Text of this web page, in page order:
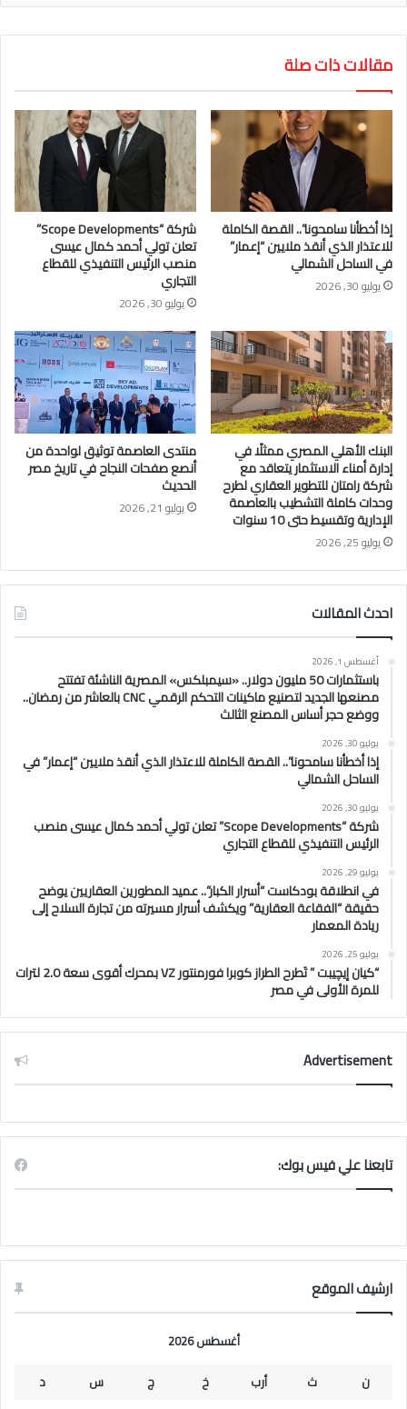
مقالات ذات صلة
إذا أخطأنا سامحونا”.. القصة الكاملة
للاعتذار الذي أنقذ ملايين “إعمار”
في الساحل الشمالي
يوليو 30, 2026
شركة “Scope Developments”
تعلن تولي أحمد كمال عيسى
منصب الرئيس التنفيذي للقطاع
التجاري
يوليو 30, 2026
البنك الأهلي المصري ممثلًا في
إدارة أمناء الاستثمار يتعاقد مع
شركة رامتان للتطوير العقاري لطرح
وحدات كاملة التشطيب بالعاصمة
الإدارية وتقسيط حتى 10 سنوات
يوليو 25, 2026
منتدى العاصمة توثيق لواحدة من
أنصع صفحات النجاح في تاريخ مصر
الحديث
يوليو 21, 2026
احدث المقالات
أغسطس 1, 2026
باستثمارات 50 مليون دولار.. «سيمبلكس» المصرية الناشئة تفتتح
مصنعها الجديد لتصنيع ماكينات التحكم الرقمي CNC بالعاشر من رمضان..
ووضع حجر أساس المصنع الثالث
يوليو 30, 2026
إذا أخطأنا سامحونا”.. القصة الكاملة للاعتذار الذي أنقذ ملايين “إعمار” في
الساحل الشمالي
يوليو 30, 2026
شركة “Scope Developments” تعلن تولي أحمد كمال عيسى منصب
الرئيس التنفيذي للقطاع التجاري
يوليو 29, 2026
في انطلاقة بودكاست “أسرار الكبار”.. عميد المطورين العقاريين يوضح
حقيقة “الفقاعة العقارية” ويكشف أسرار مسيرته من تجارة السلاح إلى
ريادة المعمار
يوليو 25, 2026
“كيان إيچيبت ” تَطرح الطراز كوبرا فورمنتور VZ بمحرك أقوى سعة 2.0 لترات
للمرة الأولى في مصر
Advertisement
تابعنا علي فيس بوك:
ارشيف الموقع
أغسطس 2026
ن
ث أرب خ ج س
د